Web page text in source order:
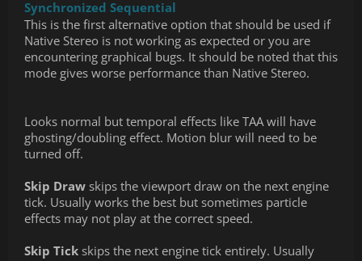
Synchronized Sequential
This is the first alternative option that should be used if
Native Stereo is not working as expected or you are
encountering graphical bugs. It should be noted that this
mode gives worse performance than Native Stereo.
Looks normal but temporal effects like TAA will have
ghosting/doubling effect. Motion blur will need to be
turned off.
Skip Draw skips the viewport draw on the next engine
tick. Usually works the best but sometimes particle
effects may not play at the correct speed.
Skip Tick skips the next engine tick entirely. Usually